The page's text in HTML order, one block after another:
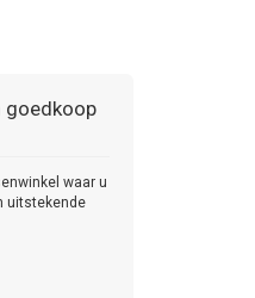
goedkoop
waar u
uitstekende